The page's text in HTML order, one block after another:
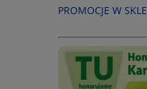
PROMOCJE W